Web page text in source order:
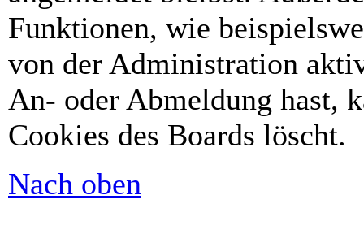
Funktionen, wie
von der Administration
An- oder Abmeldung hast,
Cookies des Boards löscht.
Nach oben